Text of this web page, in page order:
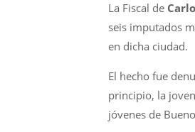
La Fiscal de
seis imputados
en dicha ciudad.
El hecho fue
principio, la
jóvenes de